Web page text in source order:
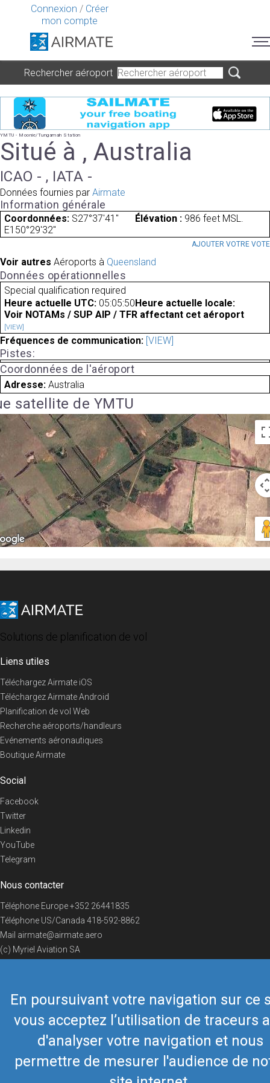
Connexion / Créer
mon compte
En poursuivant votre navigation sur ce
vous acceptez l’utilisation de traceurs
d'analyser votre navigation et nous
permettre de mesurer l'audience de
Rechercher aéroport
YMTU - Moonie/Tungamah Station
Situé à , Australia
ICAO - , IATA -
Données fournies par Airmate
Information générale
Coordonnées: S27°37'41"
E150°29'32"
Élévation : 986 feet MSL.
AJOUTER VOTRE VOTE
Voir autres Aéroports à Queensland
Données opérationnelles
Special qualification required
Heure actuelle UTC: 05:05:50 Heure actuelle locale:
Voir NOTAMs / SUP AIP / TFR affectant cet aéroport
[VIEW]
Fréquences de communication: [VIEW]
Pistes:
Coordonnées de l'aéroport
Adresse: Australia
satellite de YMTU
Solutions de planification de vol
Liens utiles
Téléchargez Airmate iOS
Téléchargez Airmate Android
Planification de vol Web
Recherche aéroports/handleurs
Evénements aéronautiques
Boutique Airmate
Social
Facebook
Twitter
Linkedin
YouTube
Telegram
Nous contacter
Téléphone Europe+352 26441835
Téléphone US/Canada 418-592-8862
Mail airmate@airmate.aero
(c) Myriel Aviation SA
© 2019 Airmate -Conditions d'utilisation- Vie privée Back to top